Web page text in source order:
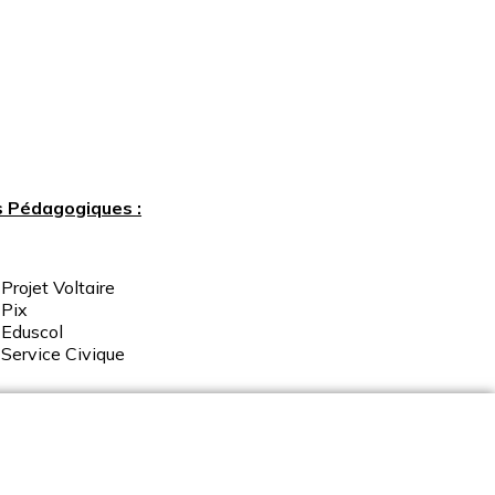
Pédagogiques :
Projet Voltaire
Pix
Eduscol
Service Civique